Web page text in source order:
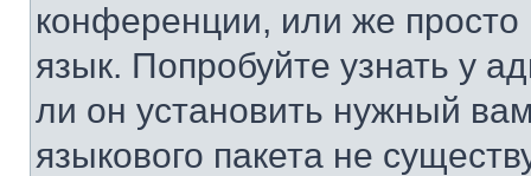
конференции, или же
язык. Попробуйте узнать у
ли он установить нужный
языкового пакета не